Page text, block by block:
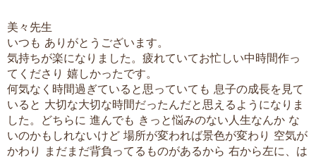
美々先生
いつも ありがとうございます。
気持ちが楽になりました。疲れていてお忙しい中時間作っ
てくださり 嬉しかったです。
何気なく時間過ぎていると思っていても 息子の成長を見て
いると 大切な大切な時間だったんだと思えるようになりま
した。どちらに 進んでも きっと悩みのない人生なんか な
いのかもしれないけど 場所が変われば景色が変わり 空気が
かわり まだまだ背負ってるものがあるから 右から左に、は